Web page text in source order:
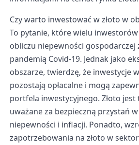
Czy warto inwestować w złoto w
To pytanie, które wielu
obliczu niepewności gospodarczej
pandemią Covid-19. Jednak jako
obszarze, twierdzę, że inwestycje
pozostają opłacalne i mogą
portfela inwestycyjnego. Złoto jest
uważane za bezpieczną przystań
niepewności i inflacji. Ponadto,
zapotrzebowania na złoto w